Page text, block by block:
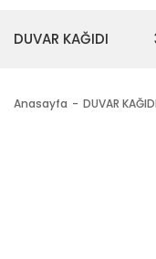
DUVAR KAĞIDI
Anasayfa DUVAR KAĞIDI